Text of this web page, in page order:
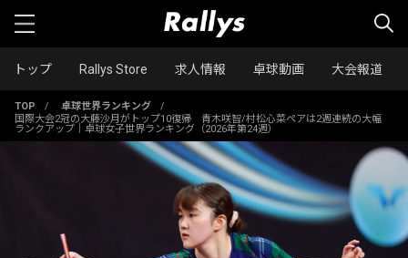
トップ Rallys Store 求人情報 卓球動画 大会報道
TOP / 卓球世界ランキング
/
国際大会2冠の大藤沙月がトップ10復帰 青木咲智/村松心菜ペアは2週連続の大幅
ランクアップ｜卓球女子世界ランキング（2026年第24週）